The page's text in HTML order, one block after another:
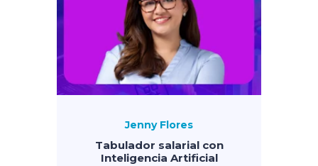
Jenny Flores
Tabulador salarial con
Inteligencia Artificial